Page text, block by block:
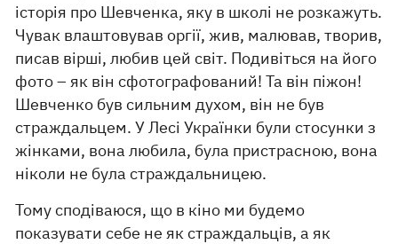
історія про Шевченка, яку в школі не розкажуть.
Чувак влаштовував оргії, жив, малював, творив,
писав вірші, любив цей світ. Подивіться на його
фото – як він сфотографований! Та він піжон!
Шевченко був сильним духом, він не був
страждальцем. У Лесі Українки були стосунки з
жінками, вона любила, була пристрасною, вона
ніколи не була страждальницею.
Тому сподіваюся, що в кіно ми будемо
показувати себе не як страждальців, а як